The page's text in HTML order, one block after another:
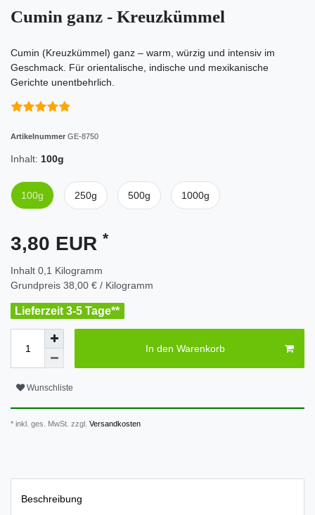
Cumin ganz - Kreuzkümmel
Cumin (Kreuzkümmel) ganz – warm, würzig und intensiv im
Geschmack. Für orientalische, indische und mexikanische
Gerichte unentbehrlich.
Artikelnummer GE-8750
Inhalt: 100g
100g 250g 500g 1000g
3,80 EUR *
Inhalt 0,1 Kilogramm
Grundpreis 38,00 € / Kilogramm
Lieferzeit 3-5 Tage**
In den Warenkorb
Wunschliste
* inkl. ges. MwSt. zzgl. Versandkosten
Beschreibung